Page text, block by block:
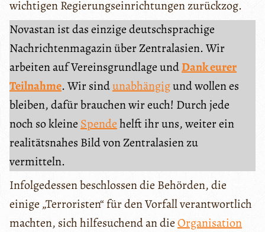
wichtigen Regierungseinrichtungen zurückzog.
Novastan ist das einzige deutschsprachige
Nachrichtenmagazin über Zentralasien. Wir
arbeiten auf Vereinsgrundlage undDank eurer
Teilnahme. Wir sindunabhängigund wollen es
bleiben, dafür brauchen wir euch! Durch jede
noch so kleine Spendehelft ihr uns, weiter ein
realitätsnahes Bild von Zentralasien zu
vermitteln.
Infolgedessen beschlossen die Behörden, die
einige „Terroristen“ für den Vorfall verantwortlich
machten, sich hilfesuchend an dieOrganisation